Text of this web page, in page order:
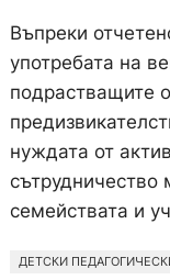
Въпреки
употребата на
подрастващите
нуждата от
сътрудничество
семействата и
ДЕТСКИ